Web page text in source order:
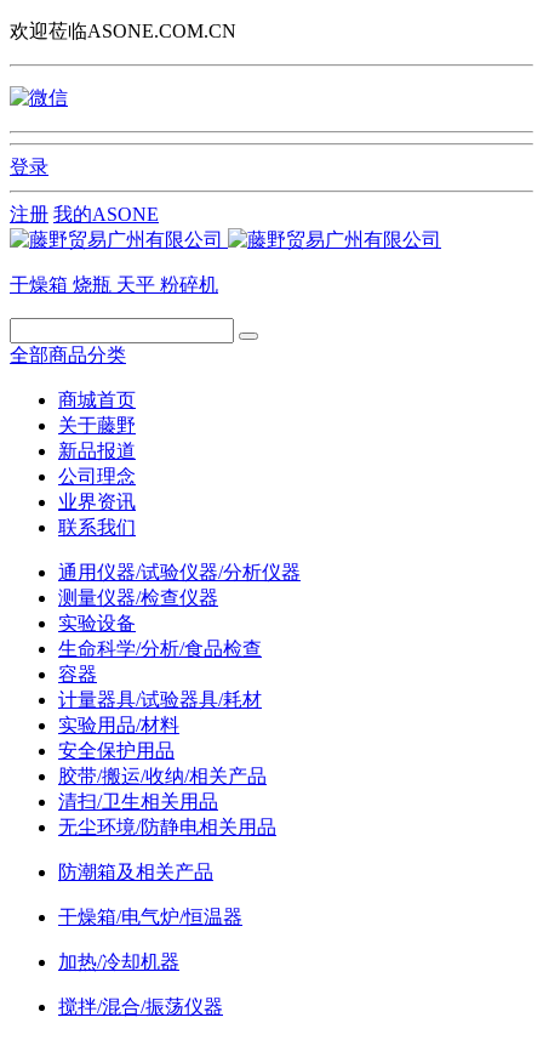
欢迎莅临ASONE.COM.CN
登录
注册 我的ASONE
干燥箱 烧瓶 天平 粉碎机
全部商品分类
商城首页
关于藤野
新品报道
公司理念
业界资讯
联系我们
通用仪器/试验仪器/分析仪器
测量仪器/检查仪器
实验设备
生命科学/分析/食品检查
容器
计量器具/试验器具/耗材
实验用品/材料
安全保护用品
胶带/搬运/收纳/相关产品
清扫/卫生相关用品
无尘环境/防静电相关用品
防潮箱及相关产品
干燥箱/电气炉/恒温器
加热/冷却机器
搅拌/混合/振荡仪器